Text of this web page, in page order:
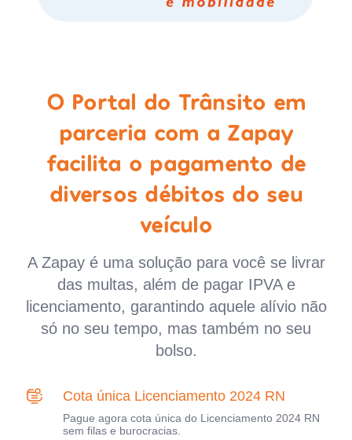
O Portal do Trânsito em
parceria com a Zapay
facilita o pagamento de
diversos débitos do seu
veículo
A Zapay é uma solução para você se livrar
das multas, além de pagar IPVA e
licenciamento, garantindo aquele alívio não
só no seu tempo, mas também no seu
bolso.
Cota única Licenciamento 2024 RN
Pague agora cota única do Licenciamento 2024 RN
sem filas e burocracias.